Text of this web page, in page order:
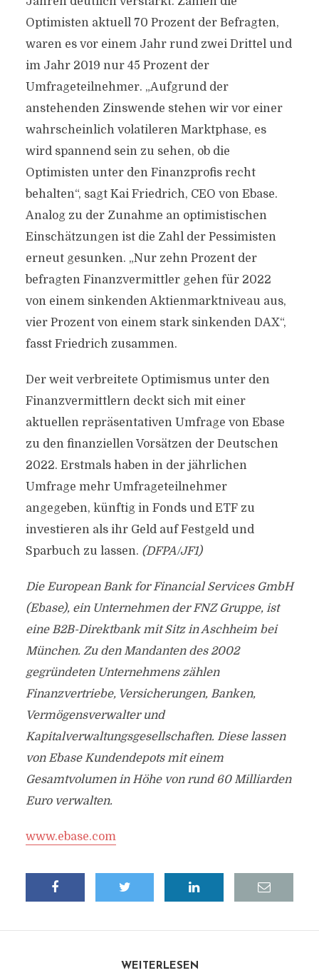
Optimisten aktuell 70 Prozent der Befragten,
waren es vor einem Jahr rund zwei Drittel und
im Jahr 2019 nur 45 Prozent der
Umfrageteilnehmer. „Aufgrund der
anstehenden Zinswende stehen wir vor einer
wahrscheinlich volatileren Marktphase, es
wird spannend sein zu sehen, ob die
Optimisten unter den Finanzprofis recht
behalten“, sagt Kai Friedrich, CEO von Ebase.
Analog zu der Zunahme an optimistischen
Einschätzungen ist die Zahl der Pessimisten
erneut gesunken. „Nur zehn Prozent der
befragten Finanzvermittler gehen für 2022
von einem sinkenden Aktienmarktniveau aus,
vier Prozent von einem stark sinkenden DAX“,
fasst Friedrich zusammen.
Der weit verbreitete Optimismus unter den
Finanzvermittlern deckt sich mit einer
aktuellen repräsentativen Umfrage von Ebase
zu den finanziellen Vorsätzen der Deutschen
2022. Erstmals haben in der jährlichen
Umfrage mehr Umfrageteilnehmer
angegeben, künftig in Fonds und ETF zu
investieren als ihr Geld auf Festgeld und
Sparbuch zu lassen. (DFPA/JF1)
Die European Bank for Financial Services GmbH
(Ebase), ein Unternehmen der FNZ Gruppe, ist
eine B2B-Direktbank mit Sitz in Aschheim bei
München. Zu den Mandanten des 2002
gegründeten Unternehmens zählen
Finanzvertriebe, Versicherungen, Banken,
Vermögensverwalter und
Kapitalverwaltungsgesellschaften. Diese lassen
von Ebase Kundendepots mit einem
Gesamtvolumen in Höhe von rund 60 Milliarden
Euro verwalten.
www.ebase.com
WEITERLESEN